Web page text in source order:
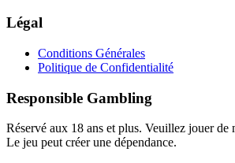
Légal
Conditions Générales
Politique de Confidentialité
Responsible Gambling
Réservé aux 18 ans et plus. Veuillez jouer de
Le jeu peut créer une dépendance.